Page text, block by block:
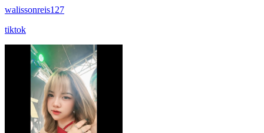
walissonreis127
tiktok